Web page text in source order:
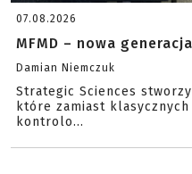
07.08.2026
MFMD – nowa
Damian Niemczuk
Strategic Sciences
które zamiast
kontrolo...